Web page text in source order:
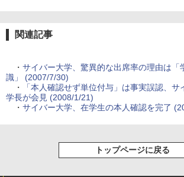
関連記事
・ サイバー大学、驚異的な出席率の理由は「
識」 (2007/7/30)
・
「本人確認せず単位付与」は事実誤認、
学長が会見 (2008/1/21)
・ サイバー大学、在学生の本人確認を完了
トップページに戻る